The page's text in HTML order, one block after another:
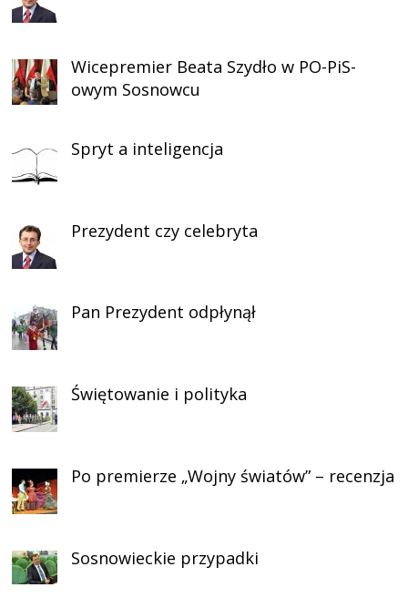
Wicepremier Beata Szydło w PO-PiS-
owym Sosnowcu
Spryt a inteligencja
Prezydent czy celebryta
Pan Prezydent odpłynął
Świętowanie i polityka
Po premierze „Wojny światów” – recenzja
Sosnowieckie przypadki